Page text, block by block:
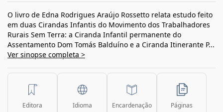
O livro de Edna Rodrigues Araújo Rossetto relata estudo feito
em duas Cirandas Infantis do Movimento dos Trabalhadores
Rurais Sem Terra: a Ciranda Infantil permanente do
Assentamento Dom Tomás Balduíno e a Ciranda Itinerante P...
Ver sinopse completa >
Editora Idioma Encardenação Páginas